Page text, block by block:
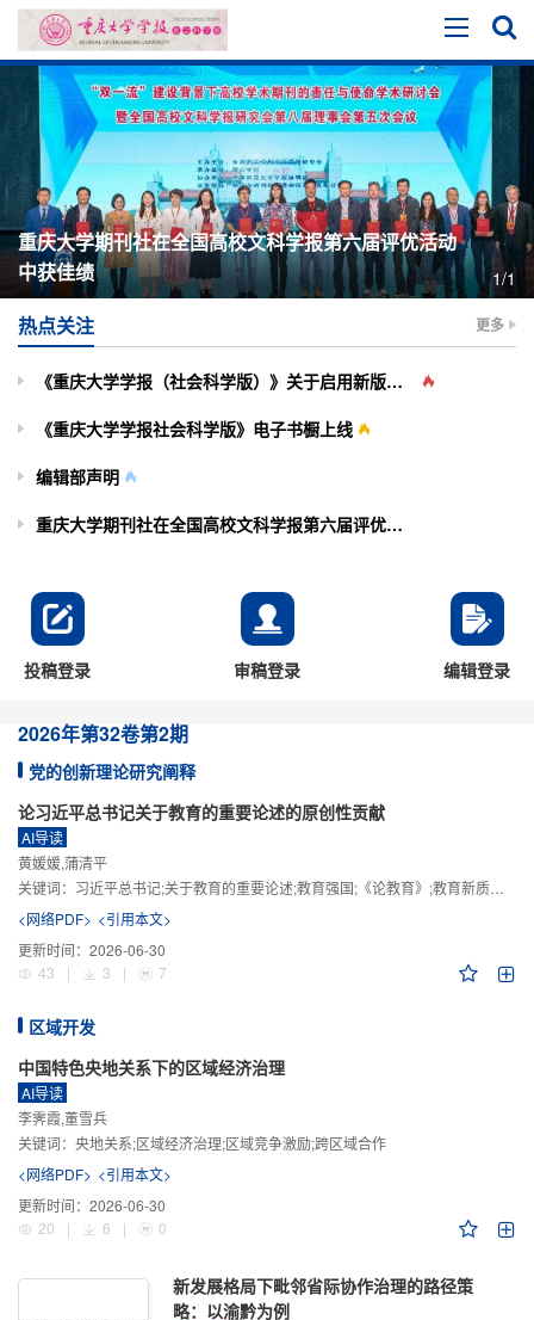
重庆大学期刊社在全国高校文科学报第六届评优活动
中获佳绩
1/1
热点关注 更多
《重庆大学学报（社会科学版）》关于启用新版投审稿系统的通知
《重庆大学学报社会科学版》电子书橱上线
编辑部声明
重庆大学期刊社在全国高校文科学报第六届评优活动中获佳绩
投稿登录 审稿登录 编辑登录
2026年第32卷第2期
党的创新理论研究阐释
论习近平总书记关于教育的重要论述的原创性贡献
AI导读
黄媛媛,蒲清平
关键词： 习近平总书记;关于教育的重要论述;教育强国;《论教育》;教育新质生产力;教育人工智能
<网络PDF> <引用本文>
更新时间： 2026-06-30
43
| 3 | 7
区域开发
中国特色央地关系下的区域经济治理
AI导读
李霁霞,董雪兵
关键词： 央地关系;区域经济治理;区域竞争激励;跨区域合作
<网络PDF> <引用本文>
更新时间： 2026-06-30
20
| 6 | 0
新发展格局下毗邻省际协作治理的路径策
略：以渝黔为例